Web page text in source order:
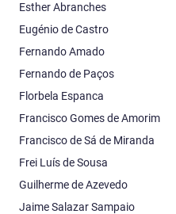
Esther Abranches
Eugénio de Castro
Fernando Amado
Fernando de Paços
Florbela Espanca
Francisco Gomes de Amorim
Francisco de Sá de Miranda
Frei Luís de Sousa
Guilherme de Azevedo
Jaime Salazar Sampaio